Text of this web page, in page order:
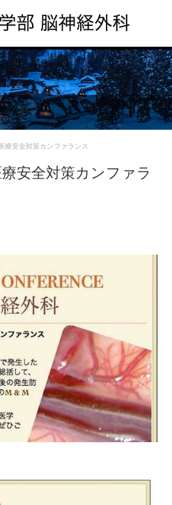
療安全対策カンファランス
安全対策カンファラ